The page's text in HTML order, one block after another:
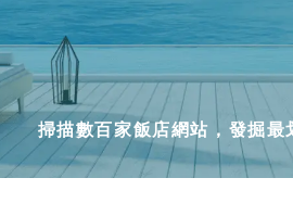
掃描數百家飯店網站，發掘最